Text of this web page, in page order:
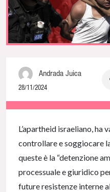
Andrada Juica
28/11/2024
NaN% Complete
L’apartheid israeliano, ha
controllare e soggiocare
queste è la “detenzione
processuale e giuridico
future resistenze interne